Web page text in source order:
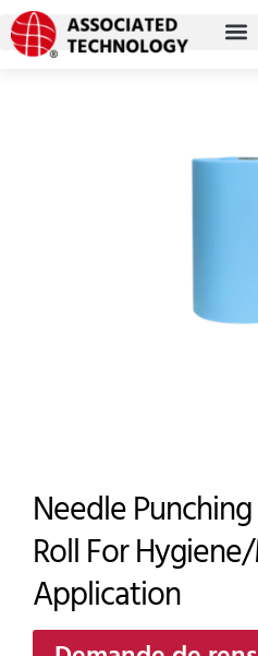
跳
至
Needle
Roll For
Application